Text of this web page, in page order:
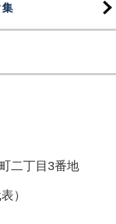
集
二丁目3番地
）